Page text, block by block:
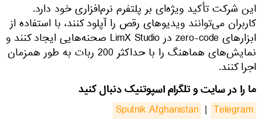
این شرکت تأکید ویژه‌ای بر پلتفرم نرم‌افزاری خود دارد.
کاربران می‌توانند ویدیوهای رقص را آپلود کنند، با استفاده از
ابزارهای zero-code در LimX Studio صحنه‌هایی ایجاد کنند و
نمایش‌های هماهنگ را با حداکثر 200 ربات به طور همزمان
اجرا کنند.
ما را در سایت و تلگرام اسپوتنیک دنبال کنید
Sputnik Afghanistan | Telegram